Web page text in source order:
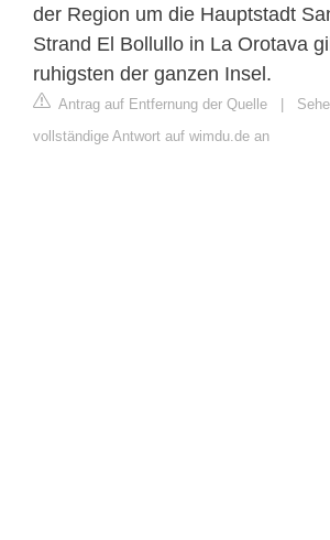
der Region um die Hauptstadt
Strand El Bollullo in La Orotava
ruhigsten der ganzen Insel.
Antrag auf Entfernung der Quelle
vollständige Antwort auf wimdu.de an